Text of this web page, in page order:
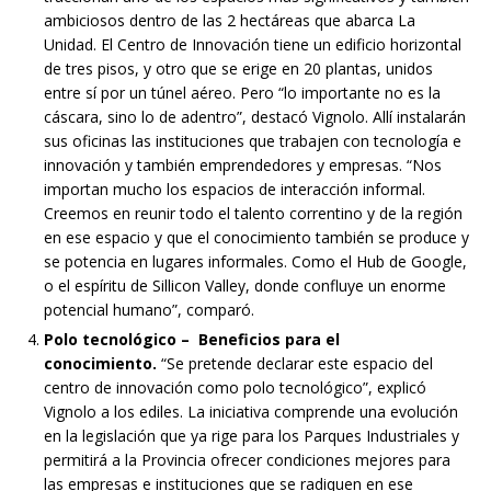
ambiciosos dentro de las 2 hectáreas que abarca La
Unidad. El Centro de Innovación tiene un edificio horizontal
de tres pisos, y otro que se erige en 20 plantas, unidos
entre sí por un túnel aéreo. Pero “lo importante no es la
cáscara, sino lo de adentro”, destacó Vignolo. Allí instalarán
sus oficinas las instituciones que trabajen con tecnología e
innovación y también emprendedores y empresas. “Nos
importan mucho los espacios de interacción informal.
Creemos en reunir todo el talento correntino y de la región
en ese espacio y que el conocimiento también se produce y
se potencia en lugares informales. Como el Hub de Google,
o el espíritu de Sillicon Valley, donde confluye un enorme
potencial humano”, comparó.
Polo tecnológico – Beneficios para el
conocimiento. “Se pretende declarar este espacio del
centro de innovación como polo tecnológico”, explicó
Vignolo a los ediles. La iniciativa comprende una evolución
en la legislación que ya rige para los Parques Industriales y
permitirá a la Provincia ofrecer condiciones mejores para
las empresas e instituciones que se radiquen en ese